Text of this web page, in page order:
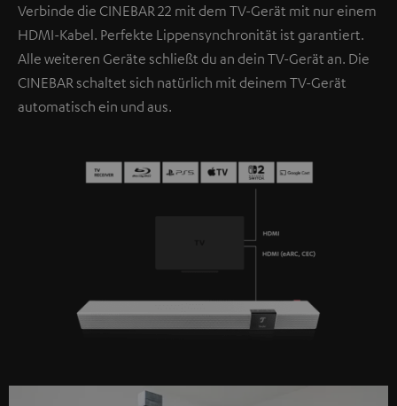
Verbinde die CINEBAR 22 mit dem TV-Gerät mit nur einem
HDMI-Kabel. Perfekte Lippensynchronität ist garantiert.
Alle weiteren Geräte schließt du an dein TV-Gerät an. Die
CINEBAR schaltet sich natürlich mit deinem TV-Gerät
automatisch ein und aus.